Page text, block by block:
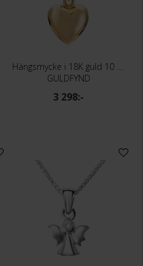
Hängsmycke i 18K guld 10 mm
GULDFYND
3 298:-